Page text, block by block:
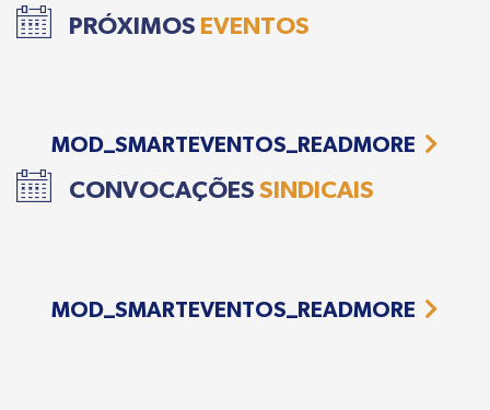
PRÓXIMOS EVENTOS
MOD_SMARTEVENTOS_READMORE
CONVOCAÇÕESSINDICAIS
MOD_SMARTEVENTOS_READMORE